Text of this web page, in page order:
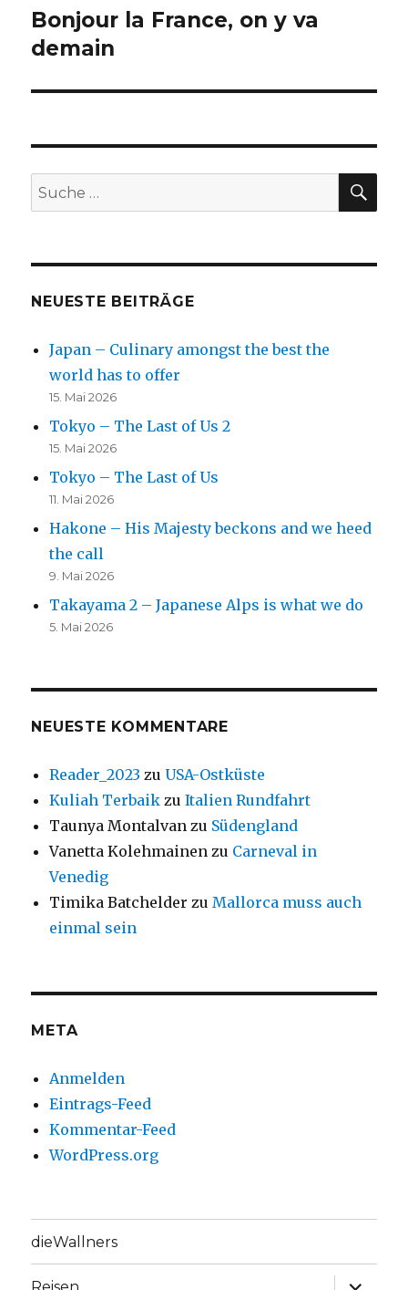
Bonjour la France, on y va
demain
Suche
nach:
NEUESTE BEITRÄGE
Japan – Culinary amongst the best the
world has to offer
15. Mai 2026
Tokyo – The Last of Us 2
15. Mai 2026
Tokyo – The Last of Us
11. Mai 2026
Hakone – His Majesty beckons and we heed
the call
9. Mai 2026
Takayama 2 – Japanese Alps is what we do
5. Mai 2026
NEUESTE KOMMENTARE
Reader_2023 zuUSA-Ostküste
Kuliah Terbaik zuItalien Rundfahrt
Taunya Montalvan zu Südengland
Vanetta Kolehmainen zu Carneval in
Venedig
Timika Batchelder zuMallorca muss auch
einmal sein
META
Anmelden
Eintrags-Feed
Kommentar-Feed
WordPress.org
dieWallners